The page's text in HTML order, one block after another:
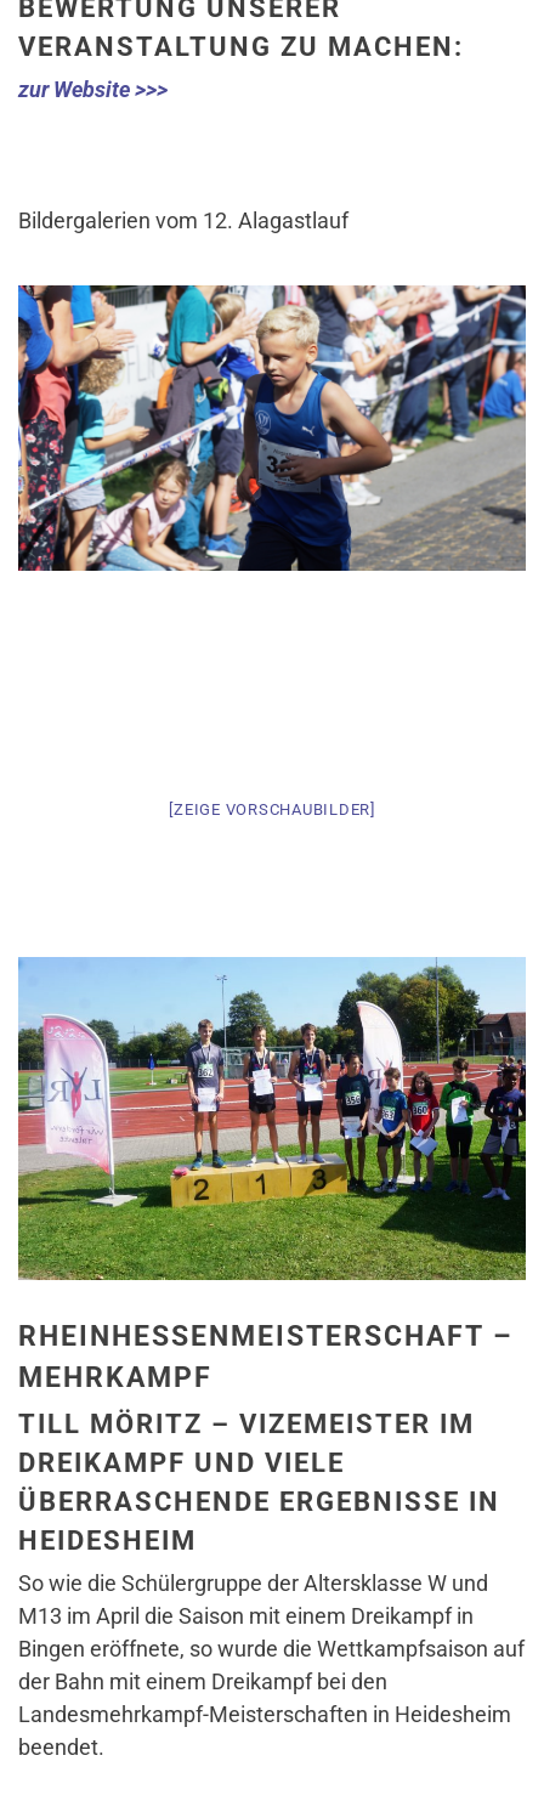
BEWERTUNG UNSERER
VERANSTALTUNG ZU MACHEN:
zur Website >>>
Bildergalerien vom 12. Alagastlauf
[ZEIGE VORSCHAUBILDER]
RHEINHESSENMEISTERSCHAFT –
MEHRKAMPF
TILL MÖRITZ – VIZEMEISTER IM
DREIKAMPF UND VIELE
ÜBERRASCHENDE ERGEBNISSE IN
HEIDESHEIM
So wie die Schülergruppe der Altersklasse W und
M13 im April die Saison mit einem Dreikampf in
Bingen eröffnete, so wurde die Wettkampfsaison auf
der Bahn mit einem Dreikampf bei den
Landesmehrkampf-Meisterschaften in Heidesheim
beendet.